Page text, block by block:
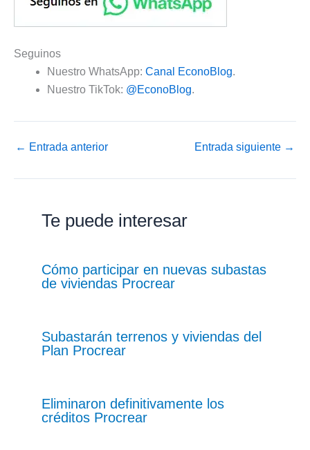
Seguinos
Nuestro WhatsApp: Canal EconoBlog.
Nuestro TikTok: @EconoBlog.
← Entrada anterior Entrada siguiente →
Te puede interesar
Cómo participar en nuevas subastas
de viviendas Procrear
Subastarán terrenos y viviendas del
Plan Procrear
Eliminaron definitivamente los
créditos Procrear